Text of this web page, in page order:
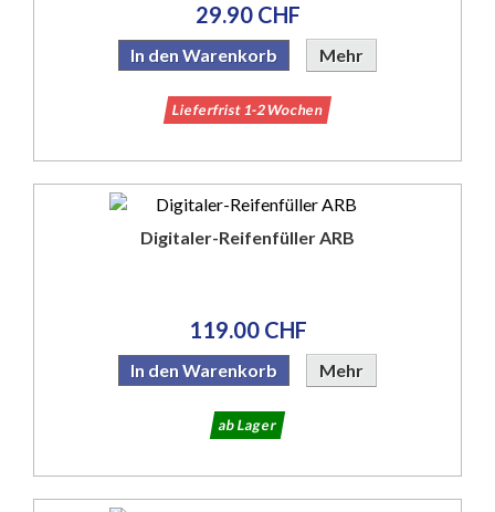
29.90 CHF
In den Warenkorb Mehr
Lieferfrist 1-2 Wochen
Digitaler-Reifenfüller ARB
119.00 CHF
In den Warenkorb Mehr
ab Lager